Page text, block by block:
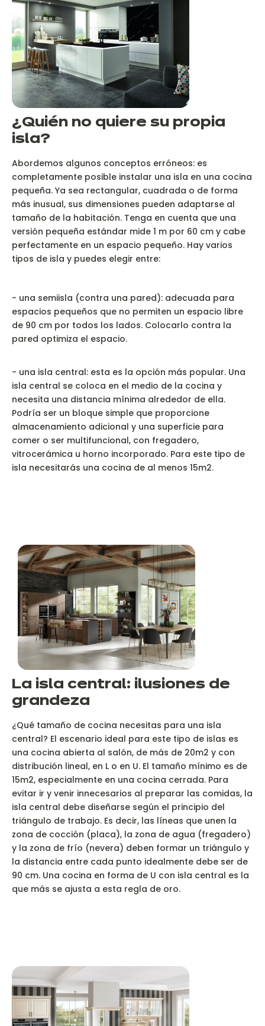
¿Quién no quiere su propia
isla?
Abordemos algunos conceptos erróneos: es
completamente posible instalar una isla en una cocina
pequeña. Ya sea rectangular, cuadrada o de forma
más inusual, sus dimensiones pueden adaptarse al
tamaño de la habitación. Tenga en cuenta que una
versión pequeña estándar mide 1 m por 60 cm y cabe
perfectamente en un espacio pequeño. Hay varios
tipos de isla y puedes elegir entre:
- una semiisla (contra una pared): adecuada para
espacios pequeños que no permiten un espacio libre
de 90 cm por todos los lados. Colocarlo contra la
pared optimiza el espacio.
- una isla central: esta es la opción más popular. Una
isla central se coloca en el medio de la cocina y
necesita una distancia mínima alrededor de ella.
Podría ser un bloque simple que proporcione
almacenamiento adicional y una superficie para
comer o ser multifuncional, con fregadero,
vitrocerámica u horno incorporado. Para este tipo de
isla necesitarás una cocina de al menos 15m2.
La isla central: ilusiones de
grandeza
¿Qué tamaño de cocina necesitas para una isla
central? El escenario ideal para este tipo de islas es
una cocina abierta al salón, de más de 20m2 y con
distribución lineal, en L o en U. El tamaño mínimo es de
15m2, especialmente en una cocina cerrada. Para
evitar ir y venir innecesarios al preparar las comidas, la
isla central debe diseñarse según el principio del
triángulo de trabajo. Es decir, las líneas que unen la
zona de cocción (placa), la zona de agua (fregadero)
y la zona de frío (nevera) deben formar un triángulo y
la distancia entre cada punto idealmente debe ser de
90 cm. Una cocina en forma de U con isla central es la
que más se ajusta a esta regla de oro.